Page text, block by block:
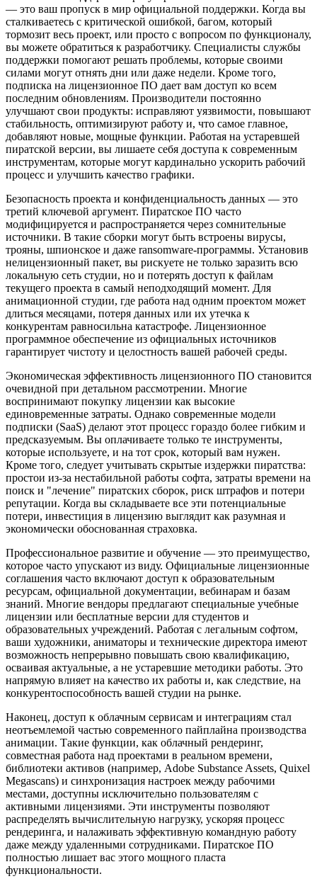
— это ваш пропуск в мир официальной поддержки. Когда вы
сталкиваетесь с критической ошибкой, багом, который
тормозит весь проект, или просто с вопросом по функционалу,
вы можете обратиться к разработчику. Специалисты службы
поддержки помогают решать проблемы, которые своими
силами могут отнять дни или даже недели. Кроме того,
подписка на лицензионное ПО дает вам доступ ко всем
последним обновлениям. Производители постоянно
улучшают свои продукты: исправляют уязвимости, повышают
стабильность, оптимизируют работу и, что самое главное,
добавляют новые, мощные функции. Работая на устаревшей
пиратской версии, вы лишаете себя доступа к современным
инструментам, которые могут кардинально ускорить рабочий
процесс и улучшить качество графики.
Безопасность проекта и конфиденциальность данных — это
третий ключевой аргумент. Пиратское ПО часто
модифицируется и распространяется через сомнительные
источники. В такие сборки могут быть встроены вирусы,
трояны, шпионское и даже ransomware-программы. Установив
нелицензионный пакет, вы рискуете не только заразить всю
локальную сеть студии, но и потерять доступ к файлам
текущего проекта в самый неподходящий момент. Для
анимационной студии, где работа над одним проектом может
длиться месяцами, потеря данных или их утечка к
конкурентам равносильна катастрофе. Лицензионное
программное обеспечение из официальных источников
гарантирует чистоту и целостность вашей рабочей среды.
Экономическая эффективность лицензионного ПО становится
очевидной при детальном рассмотрении. Многие
воспринимают покупку лицензии как высокие
единовременные затраты. Однако современные модели
подписки (SaaS) делают этот процесс гораздо более гибким и
предсказуемым. Вы оплачиваете только те инструменты,
которые используете, и на тот срок, который вам нужен.
Кроме того, следует учитывать скрытые издержки пиратства:
простои из-за нестабильной работы софта, затраты времени на
поиск и "лечение" пиратских сборок, риск штрафов и потери
репутации. Когда вы складываете все эти потенциальные
потери, инвестиция в лицензию выглядит как разумная и
экономически обоснованная страховка.
Профессиональное развитие и обучение — это преимущество,
которое часто упускают из виду. Официальные лицензионные
соглашения часто включают доступ к образовательным
ресурсам, официальной документации, вебинарам и базам
знаний. Многие вендоры предлагают специальные учебные
лицензии или бесплатные версии для студентов и
образовательных учреждений. Работая с легальным софтом,
ваши художники, аниматоры и технические директора имеют
возможность непрерывно повышать свою квалификацию,
осваивая актуальные, а не устаревшие методики работы. Это
напрямую влияет на качество их работы и, как следствие, на
конкурентоспособность вашей студии на рынке.
Наконец, доступ к облачным сервисам и интеграциям стал
неотъемлемой частью современного пайплайна производства
анимации. Такие функции, как облачный рендеринг,
совместная работа над проектами в реальном времени,
библиотеки активов (например, Adobe Substance Assets, Quixel
Megascans) и синхронизация настроек между рабочими
местами, доступны исключительно пользователям с
активными лицензиями. Эти инструменты позволяют
распределять вычислительную нагрузку, ускоряя процесс
рендеринга, и налаживать эффективную командную работу
даже между удаленными сотрудниками. Пиратское ПО
полностью лишает вас этого мощного пласта
функциональности.